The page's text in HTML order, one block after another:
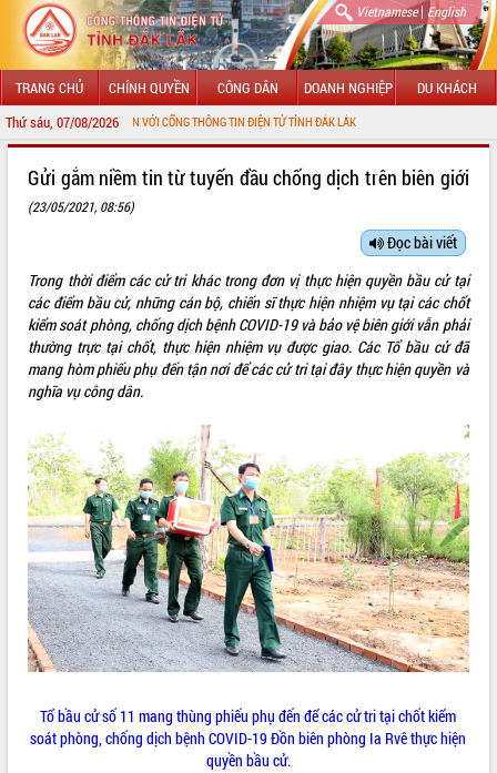
Vietnamese| English
TRANG CHỦ CHÍNH QUYỀN CÔNG DÂN DOANH NGHIỆP DU KHÁCH
Thứ sáu, 07/08/2026
ĐẾN VỚI CỔNG THÔNG TIN ĐIỆN TỬ TỈNH ĐẮK LẮK
LÃNH ĐẠO UBND TỈNH
SỞ, BAN, NGÀNH
UBND CÁC XÃ, PHƯỜNG
THÔNG TIN CHỈ ĐẠO ĐIỀU HÀNH
HỆ THỐNG VĂN BẢN
VĂN BẢN HĐND TỈNH
ĐIỂM TIN VĂN BẢN
QUY HOẠCH - KẾ HOẠCH
Gửi gắm niềm tin từ tuyến đầu chống dịch trên biên giới
(23/05/2021, 08:56)
Đọc bài viết
Trong thời điểm các cử tri khác trong đơn vị thực hiện quyền bầu cử tại
các điểm bầu cử, những cán bộ, chiến sĩ thực hiện nhiệm vụ tại các chốt
kiểm soát phòng, chống dịch bệnh COVID-19 và bảo vệ biên giới vẫn phải
thường trực tại chốt, thực hiện nhiệm vụ được giao. Các Tổ bầu cử đã
mang hòm phiếu phụ đến tận nơi để các cử tri tại đây thực hiện quyền và
nghĩa vụ công dân.
Tổ bầu cử số 11 mang thùng phiếu phụ đến để các cử tri tại chốt kiểm
soát phòng, chống dịch bệnh COVID-19 Đồn biên phòng Ia Rvê thực hiện
quyền bầu cử.